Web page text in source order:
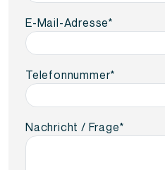
E-Mail-Adresse*
Telefonnummer*
Nachricht / Frage*